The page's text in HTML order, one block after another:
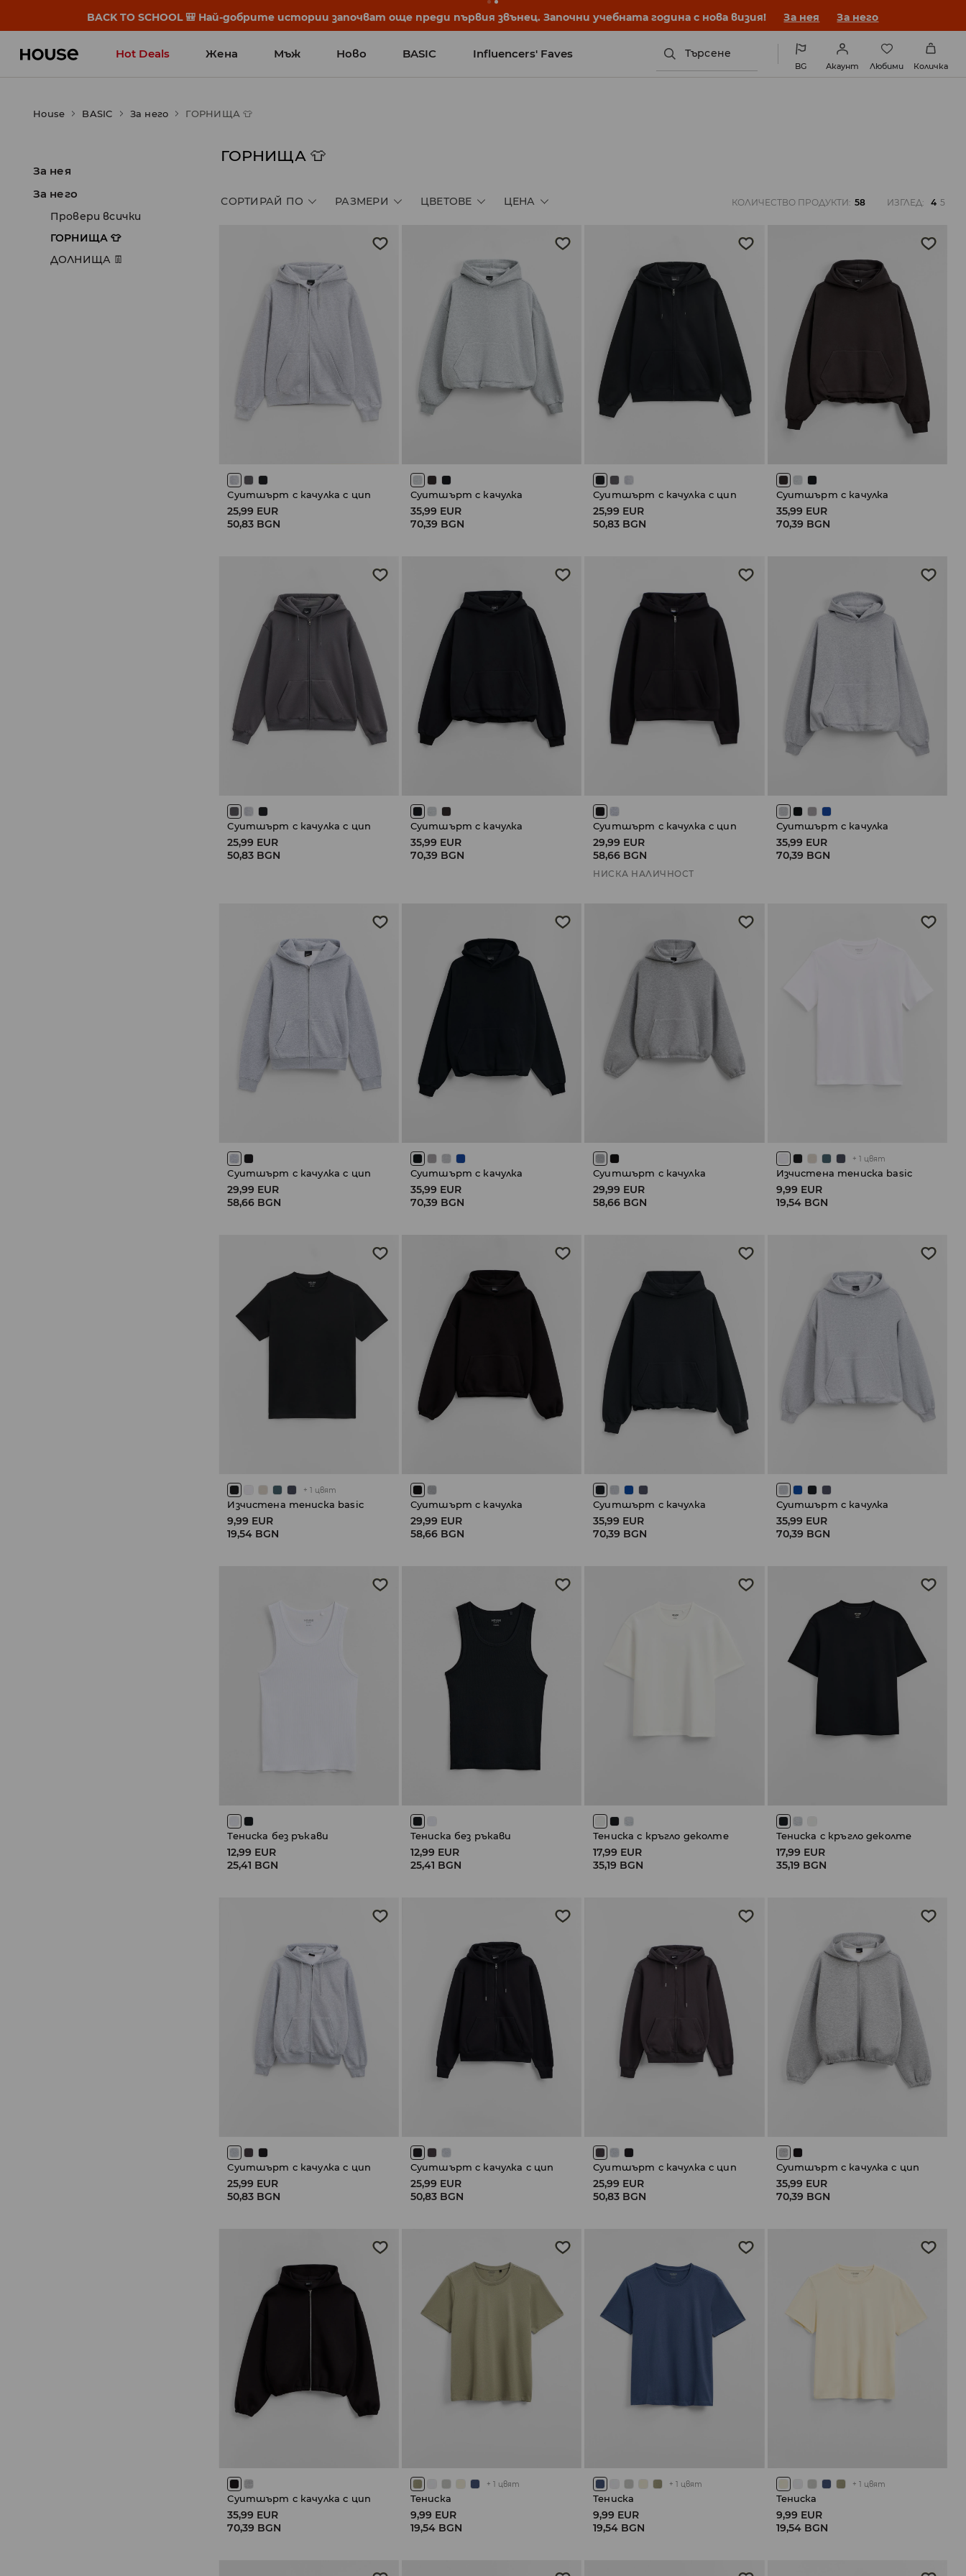
BACK TO SCHOOL 🎒 Най-добрите истории започват още преди първия звънец. Започни учебната година с нова визия! За нея За него
Hot Deals Жена Мъж Ново BASIC Influencers' Faves Търсене
BG Акаунт Любими Количка
House BASIC За него ГОРНИЩА 👕
За нея
За него
Провери всички
ГОРНИЩА 👕
ДОЛНИЩА 👖
ГОРНИЩА 👕
СОРТИРАЙ ПО РАЗМЕРИ ЦВЕТОВЕ ЦЕНА КОЛИЧЕСТВО ПРОДУКТИ: 58 ИЗГЛЕД: 4 5
Суитшърт с качулка с цип
25,99 EUR
50,83 BGN
Суитшърт с качулка
35,99 EUR
70,39 BGN
Суитшърт с качулка с цип
25,99 EUR
50,83 BGN
Суитшърт с качулка
35,99 EUR
70,39 BGN
Суитшърт с качулка с цип
25,99 EUR
50,83 BGN
Суитшърт с качулка
35,99 EUR
70,39 BGN
Суитшърт с качулка с цип
29,99 EUR
58,66 BGN
НИСКА НАЛИЧНОСТ
Суитшърт с качулка
35,99 EUR
70,39 BGN
Суитшърт с качулка с цип
29,99 EUR
58,66 BGN
Суитшърт с качулка
35,99 EUR
70,39 BGN
Суитшърт с качулка
29,99 EUR
58,66 BGN
+ 1 цвят
Изчистена тениска basic
9,99 EUR
19,54 BGN
+1 цвят
Изчистена тениска basic
9,99 EUR
19,54 BGN
Суитшърт с качулка
29,99 EUR
58,66 BGN
Суитшърт с качулка
35,99 EUR
70,39 BGN
Суитшърт с качулка
35,99 EUR
70,39 BGN
Тениска без ръкави
12,99 EUR
25,41 BGN
Тениска без ръкави
12,99 EUR
25,41 BGN
Тениска с кръгло деколте
17,99 EUR
35,19 BGN
Тениска с кръгло деколте
17,99 EUR
35,19 BGN
Суитшърт с качулка с цип
25,99 EUR
50,83 BGN
Суитшърт с качулка с цип
25,99 EUR
50,83 BGN
Суитшърт с качулка с цип
25,99 EUR
50,83 BGN
Суитшърт с качулка с цип
35,99 EUR
70,39 BGN
Суитшърт с качулка с цип
35,99 EUR
70,39 BGN
+ 1 цвят
Тениска
9,99 EUR
19,54 BGN
+1 цвят
Тениска
9,99 EUR
19,54 BGN
+ 1 цвят
Тениска
9,99 EUR
19,54 BGN